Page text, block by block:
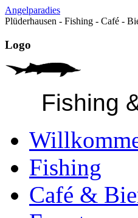
Angelparadies
Plüderhausen - Fishing - Café -
Logo
Fishing
Fishing
Café &